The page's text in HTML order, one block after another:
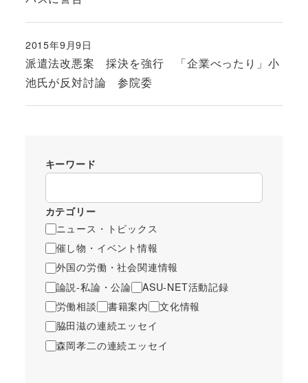
派遣法改悪案 採決を強行 「企業べったり」小
池氏が反対討論 参院委
投稿日
2015年9月9日
キーワード
カテゴリー
ニュース・トピックス
催し物・イベント情報
外国の労働・社会関連情報
論説-私論・公論
ASU-NET活動記録
労働相談
書籍案内
文化情報
脇田滋の連続エッセイ
森岡孝二の連続エッセイ